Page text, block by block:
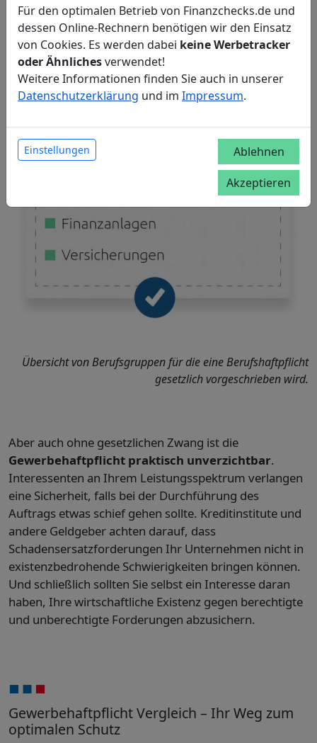
Übersicht von Berufsgruppen für die eine Berufshaftpflicht
gesetzlich vorgeschrieben wird.
Aber auch ohne gesetzlichen Zwang ist die
Gewerbehaftpflicht praktisch unverzichtbar.
Interessenten an Ihrem Leistungsspektrum verlangen
eine Sicherheit, falls bei der Durchführung des
Auftrags etwas schief gehen sollte. Kreditinstitute und
andere Geldgeber achten darauf, dass
Schadensersatzforderungen Ihr Unternehmen nicht in
existenzbedrohende Schwierigkeiten bringen können.
Und schließlich sollten Sie selbst ein Interesse daran
haben, Ihre wirtschaftliche Existenz gegen berechtigte
und unberechtigte Forderungen abzusichern.
Gewerbehaftpflicht Vergleich – Ihr Weg zum
optimalen Schutz
Für den optimalen Betrieb von Finanzchecks.de und
dessen Online-Rechnern benötigen wir den Einsatz
von Cookies. Es werden dabei keine Werbetracker
oder Ähnlichesverwendet!
Weitere Informationen finden Sie auch in unserer
Datenschutzerklärung und im Impressum.
Einstellungen
Ablehnen
Akzeptieren